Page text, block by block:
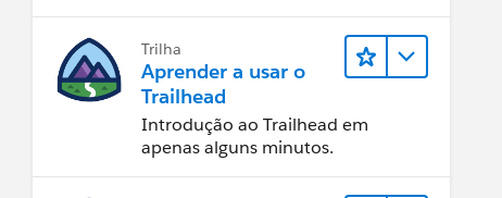
Trilha
Aprender a usar o
Trailhead
Introdução ao Trailhead em
apenas alguns minutos.